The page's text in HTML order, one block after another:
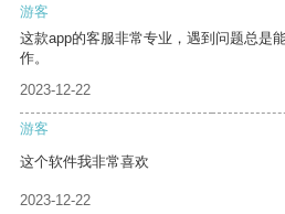
游客
这款app的客服非常专业，遇到问题总是
作。
2023-12-22
游客
这个软件我非常喜欢
2023-12-22